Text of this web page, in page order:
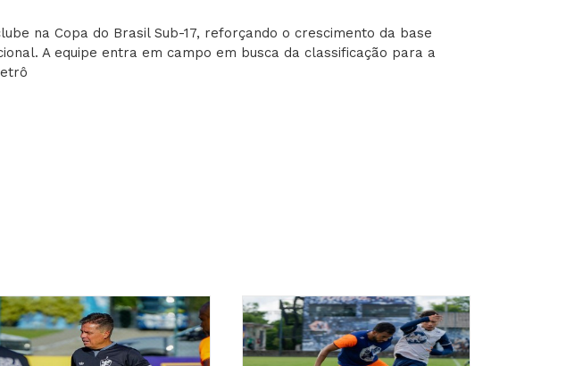
na Copa do Brasil Sub-17, reforçando o crescimento da base
A equipe entra em campo em busca da classificação para a